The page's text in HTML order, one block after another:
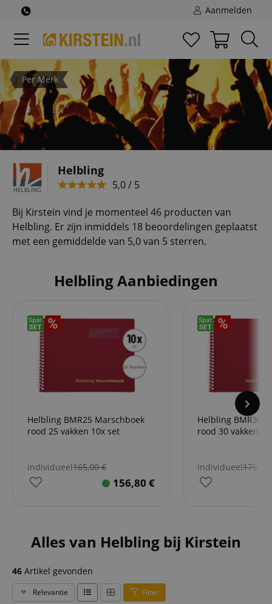
Aanmelden
Per Merk
Helbling
5,0 / 5
Bij Kirstein vind je momenteel 46 producten van
Helbling. Er zijn inmiddels 18 beoordelingen geplaatst
met een gemiddelde van 5,0 van 5 sterren.
Helbling Aanbiedingen
Helbling BMR25 Marschboek
rood 25 vakken 10x set
individueel165,00€
156,80 €
Helbling BMR30
rood 30 vakken
individueel175,00
Alles van Helbling bij Kirstein
46 Artikel gevonden
Relevantie Filter